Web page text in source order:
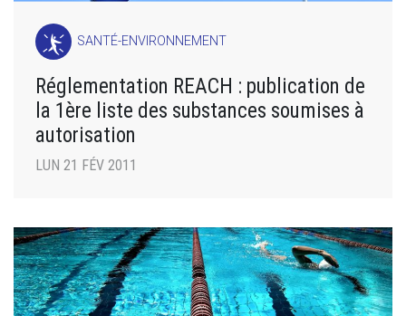
SANTÉ-ENVIRONNEMENT
Réglementation REACH : publication de
la 1ère liste des substances soumises à
autorisation
LUN 21 FÉV 2011